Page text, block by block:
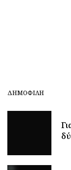
ΔΗΜΟΦΙΛΉ